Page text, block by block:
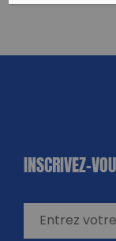
INSCRIVEZ-